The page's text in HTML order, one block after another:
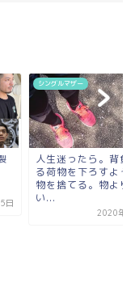
日
シングルマザー
人生迷ったら。背負
る荷物を下ろすよう
物を捨てる。物より
い...
2020年9